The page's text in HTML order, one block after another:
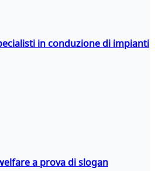
in conduzione di impianti
a prova di slogan